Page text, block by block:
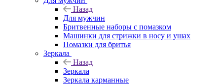
Назад
Для мужчин
Бритвенные наборы с помазком
Машинки для стрижки в носу и ушах
Помазки для бритья
Зеркала
Назад
Зеркала
Зеркала карманные